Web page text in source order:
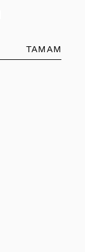
TAMAM